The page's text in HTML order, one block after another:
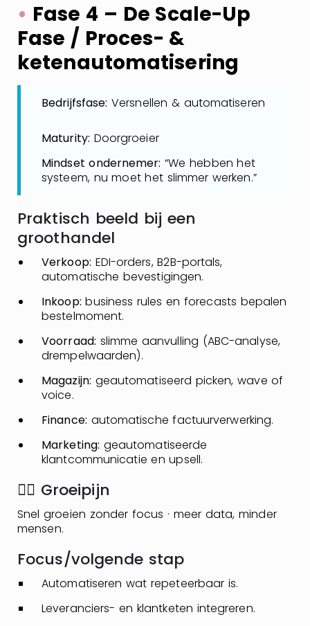
• Fase 4 – De Scale-Up
Fase / Proces- &
ketenautomatisering
Bedrijfsfase: Versnellen & automatiseren
Maturity: Doorgroeier
Mindset ondernemer: “We hebben het
systeem, nu moet het slimmer werken.”
Praktisch beeld bij een
groothandel
Verkoop: EDI-orders, B2B-portals,
automatische bevestigingen.
Inkoop: business rules en forecasts bepalen
bestelmoment.
Voorraad: slimme aanvulling (ABC-analyse,
drempelwaarden).
Magazijn: geautomatiseerd picken, wave of
voice.
Finance: automatische factuurverwerking.
Marketing: geautomatiseerde
klantcommunicatie en upsell.
👉🏼 Groeipijn
Snel groeien zonder focus · meer data, minder
mensen.
Focus/volgende stap
Automatiseren wat repeteerbaar is.
Leveranciers- en klantketen integreren.